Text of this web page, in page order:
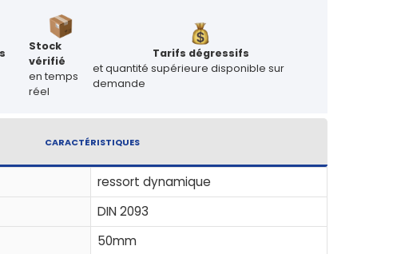
Stock
vérifié
en temps
réel
Tarifs dégressifs
et quantité supérieure disponible sur
demande
CARACTÉRISTIQUES
ressort dynamique
DIN 2093
50mm